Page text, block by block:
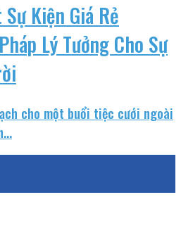
Kiện Giá Rẻ
Lý Tưởng Cho Sự
cho một buổi tiệc cưới ngoài